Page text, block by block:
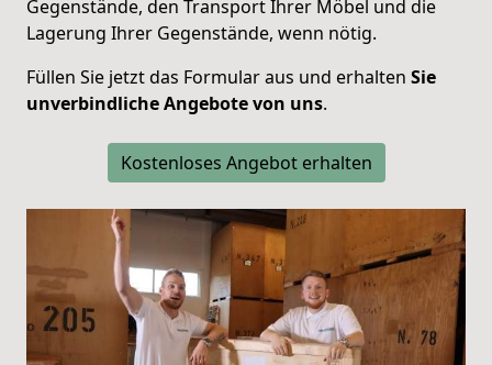
Gegenstände, den Transport Ihrer Möbel und die
Lagerung Ihrer Gegenstände, wenn nötig.
Füllen Sie jetzt das Formular aus und erhalten Sie
unverbindliche Angebote von uns.
Kostenloses Angebot erhalten